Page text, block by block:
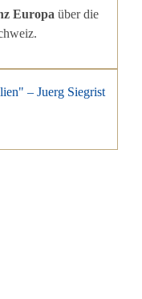
Europa über die